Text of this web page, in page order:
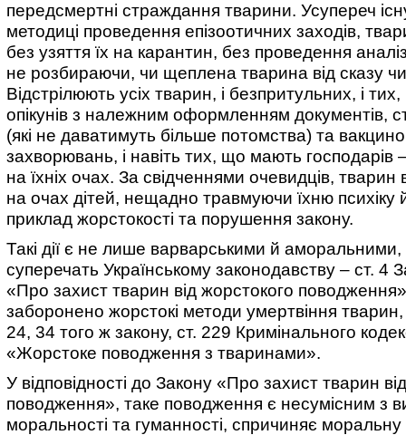
передсмертні страждання тварини. Усупереч
методиці проведення епізоотичних заходів,
без узяття їх на карантин, без проведення
не розбираючи, чи щеплена тварина від сказу чи
Відстрілюють усіх тварин, і безпритульних, і
опікунів з належним оформленням документів,
(які не даватимуть більше потомства) та
захворювань, і навіть тих, що мають господарів
на їхніх очах. За свідченнями очевидців, тварин
на очах дітей, нещадно травмуючи їхню психіку
приклад жорстокості та порушення закону.
Такі дії є не лише варварськими й аморальними,
суперечать Українському законодавству – ст. 4
«Про захист тварин від жорстокого
заборонено жорстокі методи умертвіння тварин,
24, 34 того ж закону, ст. 229 Кримінального
«Жорстоке поводження з тваринами».
У відповідності до Закону «Про захист тварин
поводження», таке поводження є несумісним з
моральності та гуманності, спричиняє